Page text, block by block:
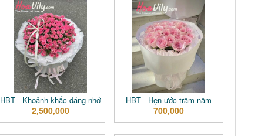
HBT - Khoảnh khắc đáng nhớ
2,500,000
HBT - Hẹn ước trăm năm
700,000